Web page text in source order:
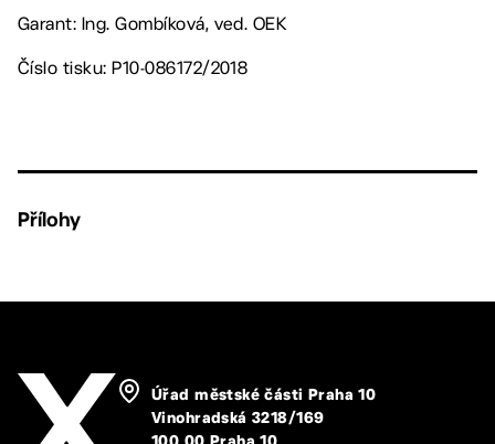
Garant: Ing. Gombíková, ved. OEK
Číslo tisku: P10-086172/2018
Přílohy
Úřad městské části Praha 10
Vinohradská 3218/169